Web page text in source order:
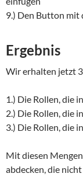
9.) Den Button mit
Ergebnis
Wir erhalten jetzt
1.) Die Rollen, die
2.) Die Rollen, die
3.) Die Rollen, die
Mit diesen
abdecken, die